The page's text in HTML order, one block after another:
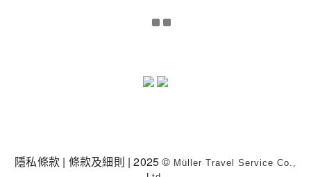
隱私條款 | 條款及細則 | 2025 © Müller Travel Service Co.,